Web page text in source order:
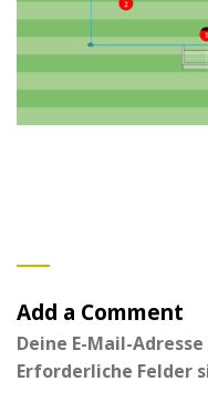
Add a Comment
Deine E-Mail-
Erforderliche Felder